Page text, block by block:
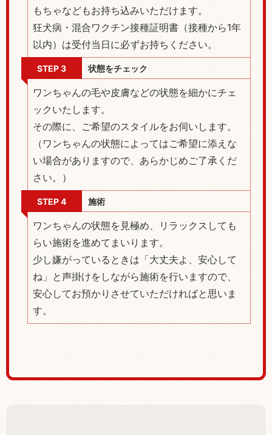
もちゃなどもお持ち込みいただけます。
狂犬病・混合ワクチン接種証明書（接種から1年
以内）は受付当日に必ずお持ちください。
STEP 3 状態をチェック
ワンちゃんの毛や皮膚などの状態を細かにチェ
ックいたします。
その際に、ご希望のスタイルをお伺いします。
（ワンちゃんの状態によってはご希望に添えな
い場合がありますので、あらかじめご了承くだ
さい。）
STEP 4 施術
ワンちゃんの状態を見極め、リラックスしても
らい施術を進めてまいります。
少し嫌がっているときは「大丈夫よ、安心して
ね」と声掛けをしながら施術を行いますので、
安心してお預かりさせていただければと思いま
す。